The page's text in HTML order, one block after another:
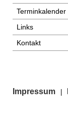
Terminkalender
Links
Kontakt
Impressum